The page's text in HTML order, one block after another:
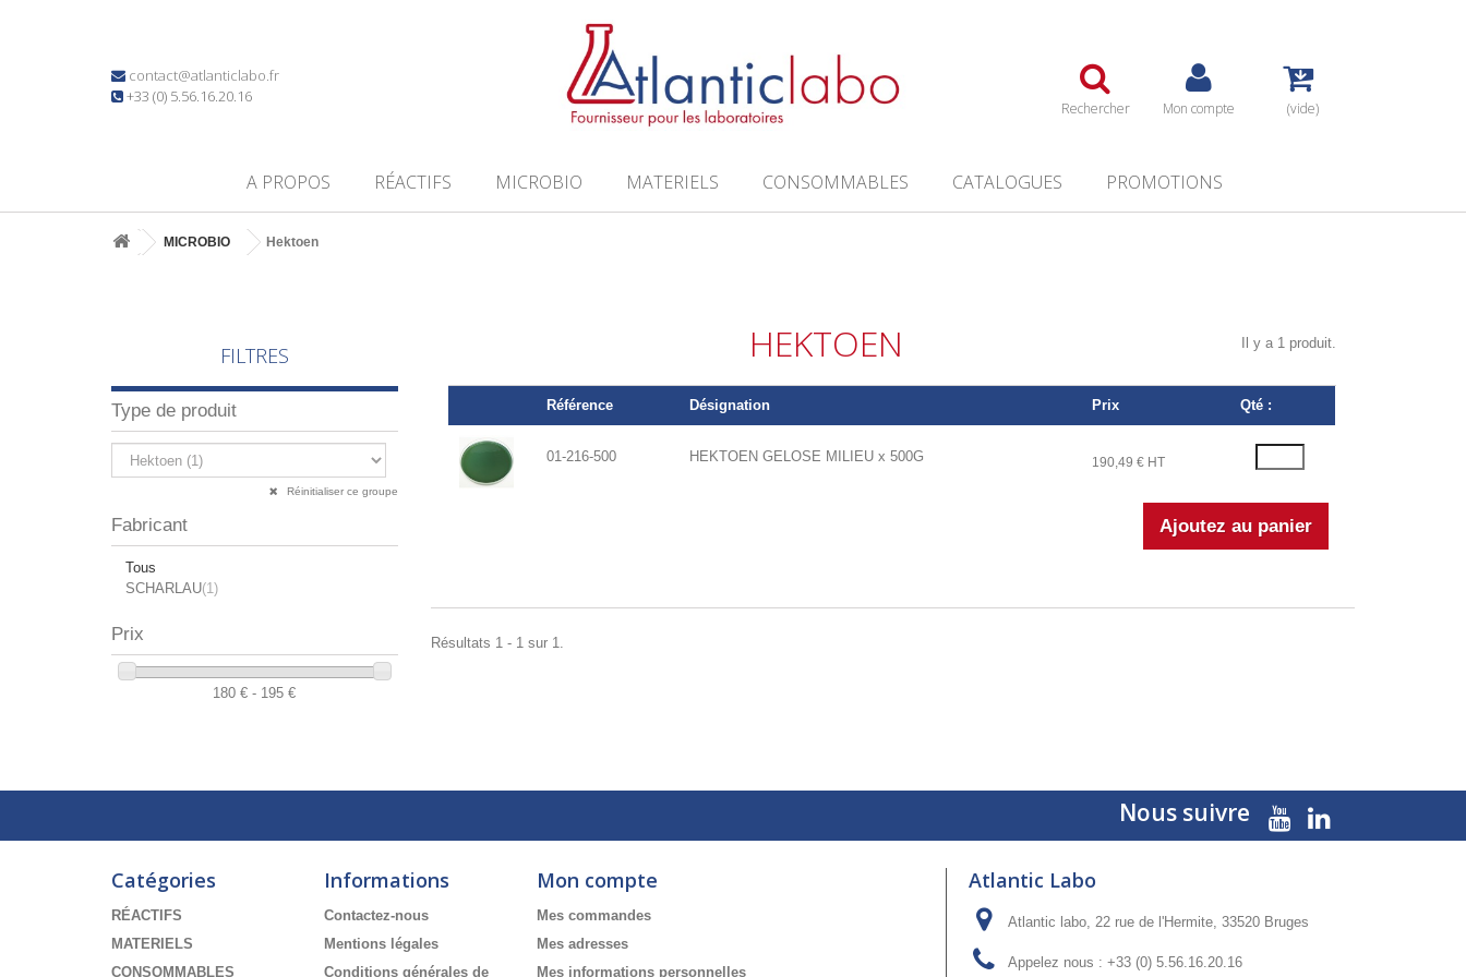
contact@atlanticlabo.fr
+33 (0) 5.56.16.20.16
Rechercher Mon compte (vide)
A PROPOS RÉACTIFS MICROBIO MATERIELS CONSOMMABLES CATALOGUES PROMOTIONS
MICROBIO Hektoen
FILTRES
Type de produit
Réinitialiser ce groupe
Fabricant
Tous
SCHARLAU(1)
Prix
180 € - 195 €
HEKTOEN Il y a 1 produit.
Référence Désignation Prix Qté :
01-216-500 HEKTOEN GELOSE MILIEU x 500G 190,49 € HT
Résultats 1 - 1 sur 1.
Nous suivre
Catégories
RÉACTIFS
MATERIELS
CONSOMMABLES
Informations
Contactez-nous
Mentions légales
Conditions générales de
Mon compte
Mes commandes
Mes adresses
Mes informations personnelles
Atlantic Labo
Atlantic labo, 22 rue de l'Hermite, 33520 Bruges
Appelez nous : +33 (0) 5.56.16.20.16